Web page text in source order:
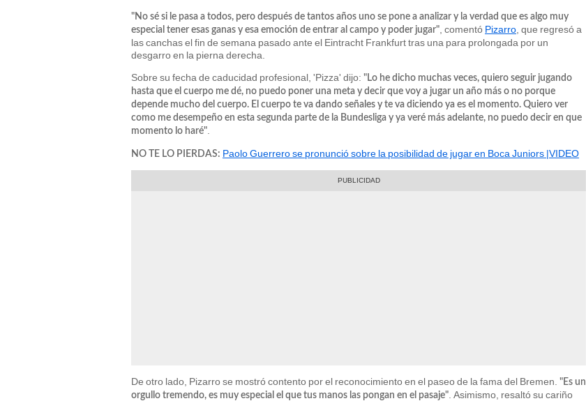
"No sé si le pasa a todos, pero después de tantos años uno se pone a analizar y la verdad que es algo muy
especial tener esas ganas y esa emoción de entrar al campo y poder jugar" , comentó Pizarro , que regresó a
las canchas el fin de semana pasado ante el Eintracht Frankfurt tras una para prolongada por un
desgarro en la pierna derecha.
Sobre su fecha de caducidad profesional, 'Pizza' dijo: "Lo he dicho muchas veces, quiero seguir jugando
hasta que el cuerpo me dé, no puedo poner una meta y decir que voy a jugar un año más o no porque
depende mucho del cuerpo. El cuerpo te va dando señales y te va diciendo ya es el momento. Quiero ver
como me desempeño en esta segunda parte de la Bundesliga y ya veré más adelante, no puedo decir en que
momento lo haré"
NO TE LO PIERDAS: Paolo Guerrero se pronunció sobre la posibilidad de jugar en Boca Juniors |VIDEO
De otro lado, Pizarro se mostró contento por el reconocimiento en el paseo de la fama del Bremen. "Es un
orgullo tremendo, es muy especial el que tus manos las pongan en el pasaje" . Asimismo, resaltó su cariño